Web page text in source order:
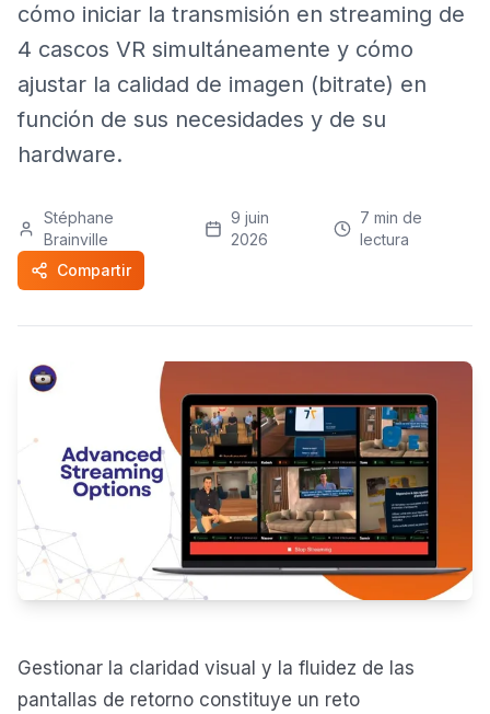
cómo iniciar la transmisión en streaming de
4 cascos VR simultáneamente y cómo
ajustar la calidad de imagen (bitrate) en
función de sus necesidades y de su
hardware.
Stéphane
Brainville
9 juin
2026
7 min de
lectura
Compartir
Gestionar la claridad visual y la fluidez de las
pantallas de retorno constituye un reto